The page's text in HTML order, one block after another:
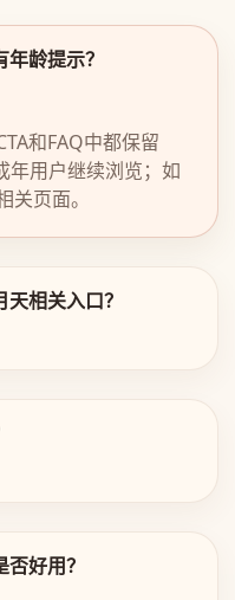
龄提示？
和FAQ中都保留
年用户继续浏览；如
页面。
相关入口？
好用？